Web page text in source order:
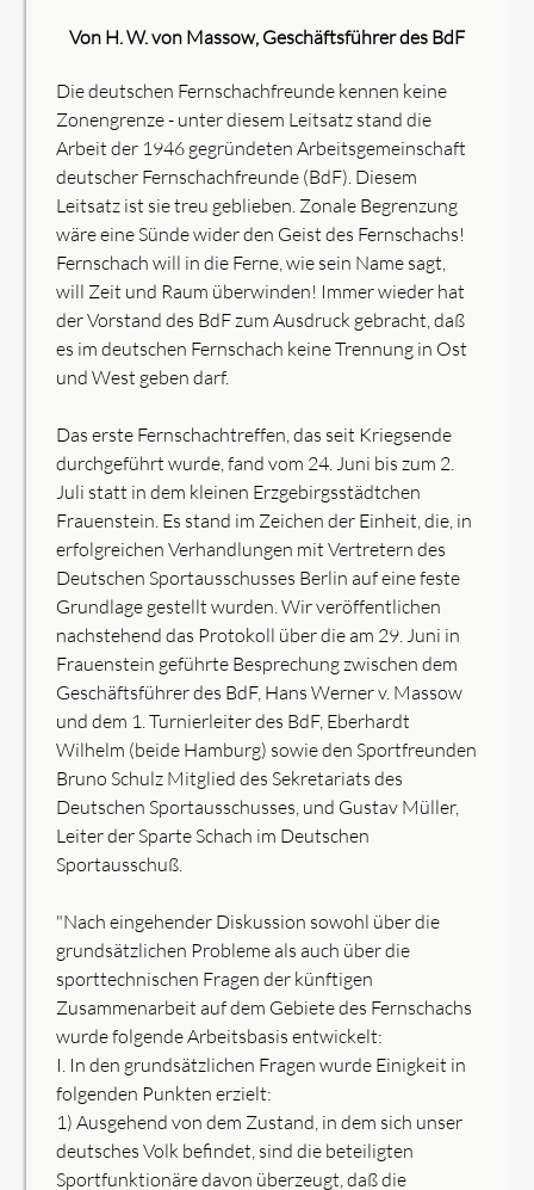
Von H. W. von Massow, Geschäftsführer des BdF
Die deutschen Fernschachfreunde kennen keine
Zonengrenze - unter diesem Leitsatz stand die
Arbeit der 1946 gegründeten Arbeitsgemeinschaft
deutscher Fernschachfreunde (BdF). Diesem
Leitsatz ist sie treu geblieben. Zonale Begrenzung
wäre eine Sünde wider den Geist des Fernschachs!
Fernschach will in die Ferne, wie sein Name sagt,
will Zeit und Raum überwinden! Immer wieder hat
der Vorstand des BdF zum Ausdruck gebracht, daß
es im deutschen Fernschach keine Trennung in Ost
und West geben darf.
Das erste Fernschachtreffen, das seit Kriegsende
durchgeführt wurde, fand vom 24. Juni bis zum 2.
Juli statt in dem kleinen Erzgebirgsstädtchen
Frauenstein. Es stand im Zeichen der Einheit, die, in
erfolgreichen Verhandlungen mit Vertretern des
Deutschen Sportausschusses Berlin auf eine feste
Grundlage gestellt wurden. Wir veröffentlichen
nachstehend das Protokoll über die am 29. Juni in
Frauenstein geführte Besprechung zwischen dem
Geschäftsführer des BdF, Hans Werner v. Massow
und dem 1. Turnierleiter des BdF, Eberhardt
Wilhelm (beide Hamburg) sowie den Sportfreunden
Bruno Schulz Mitglied des Sekretariats des
Deutschen Sportausschusses, und Gustav Müller,
Leiter der Sparte Schach im Deutschen
Sportausschuß.
"Nach eingehender Diskussion sowohl über die
grundsätzlichen Probleme als auch über die
sporttechnischen Fragen der künftigen
Zusammenarbeit auf dem Gebiete des Fernschachs
wurde folgende Arbeitsbasis entwickelt:
I. In den grundsätzlichen Fragen wurde Einigkeit in
folgenden Punkten erzielt:
1) Ausgehend von dem Zustand, in dem sich unser
deutsches Volk befindet, sind die beteiligten
Sportfunktionäre davon überzeugt, daß die